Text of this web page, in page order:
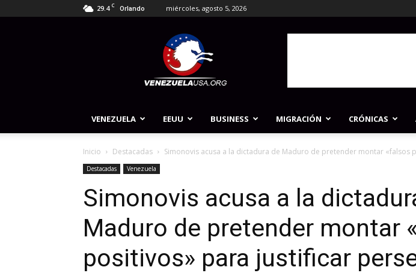
29.4 C Orlando miércoles, agosto 5, 2026
Venezuela
USA
VENEZUELA EEUU BUSINESS MIGRACIÓN CRÓNICAS
Inicio Destacadas Simonovis acusa a la dictadura de Maduro de pretender montar «falsos
Destacadas Venezuela
Simonovis acusa a la
Maduro de pretender montar
positivos» para justificar